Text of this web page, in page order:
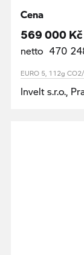
Cena
569 000 Kč
netto 470
EURO 5, 112g
Invelt s.r.o.,